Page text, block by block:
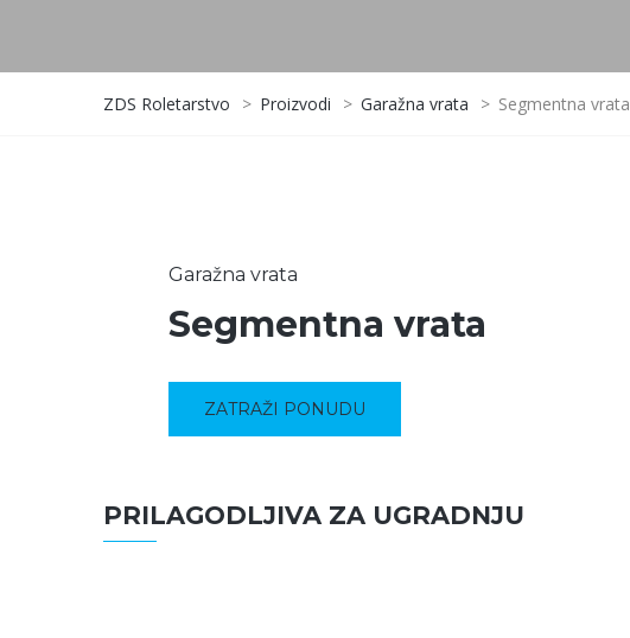
ZDS Roletarstvo > Proizvodi > Garažna vrata > Segmentna vrata
Garažna vrata
Segmentna vrata
ZATRAŽI PONUDU
PRILAGODLJIVA ZA UGRADNJU